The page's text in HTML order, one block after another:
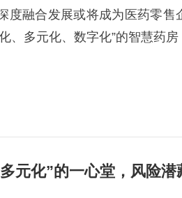
度融合发展或将成为医药零
、多元化、数字化”的智慧药
元化”的一心堂，风险潜